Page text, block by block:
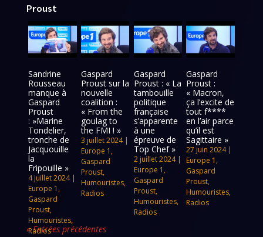
Proust
Sandrine
Rousseau
manque à
Gaspard
Proust
: »Marine
Tondelier,
tronche de
Jacquouille
la
Fripouille »
4 juillet 2024|
Europe 1 ,
Gaspard
Proust,
Humouristes,
Radios
Gaspard
Proust sur la
nouvelle
coalition :
« From the
goulag to
the FMI ! »
3 juillet 2024|
Europe 1 ,
Gaspard
Proust,
Humouristes,
Radios
Gaspard
Proust : « La
tambouille
politique
française
s’apparente
à une
épreuve de
Top Chef »
2 juillet 2024|
Europe 1 ,
Gaspard
Proust,
Humouristes,
Radios
Gaspard
Proust :
« Macron,
ça l’excite de
tout f****
en l’air parce
qu’il est
Sagittaire »
27 juin 2024|
Europe 1 ,
Gaspard
Proust,
Humouristes,
Radios
« Entrées précédentes